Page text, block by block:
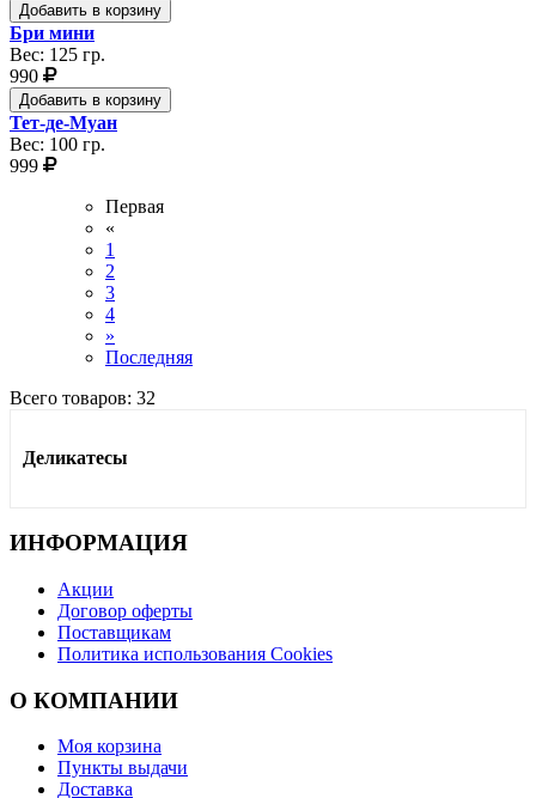
Добавить в корзину
Бри мини
Вес: 125 гр.
990
Добавить в корзину
Тет-де-Муан
Вес: 100 гр.
999
Первая
«
1
2
3
4
»
Последняя
Всего товаров: 32
Деликатесы
ИНФОРМАЦИЯ
Акции
Договор оферты
Поставщикам
Политика использования Cookies
O КОМПАНИИ
Моя корзина
Пункты выдачи
Доставка